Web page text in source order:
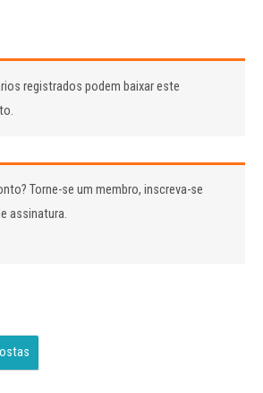
registrados podem baixar este
Torne-se um membro, inscreva-se
assinatura.